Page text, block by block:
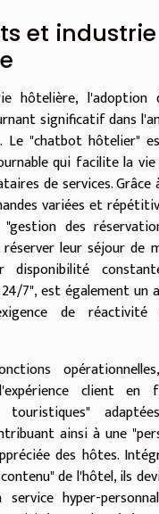
et industrie
hôtelière,
significatif dans
Le "chatbot hôtelier"
qui facilite la
de services.
variées et
des
leur séjour de
disponibilité
7", est également un
de réactivité
client en
touristiques"
ainsi à une
des hôtes.
de l'hôtel, ils
service hyper-